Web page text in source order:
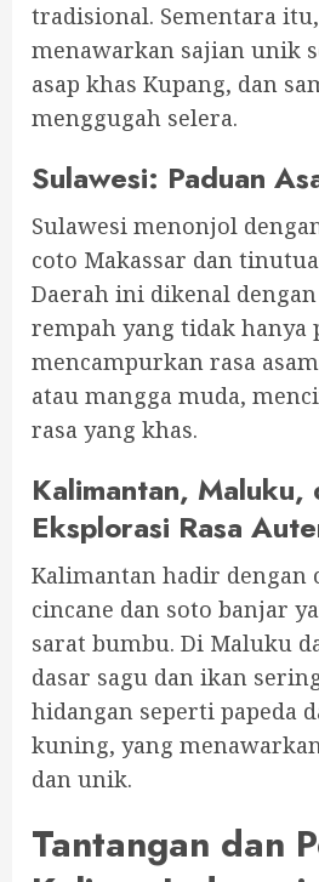
tradisional. Sementara
menawarkan sajian unik
asap khas Kupang, dan
menggugah selera.
Sulawesi: Paduan
Sulawesi menonjol
coto Makassar dan
Daerah ini dikenal
rempah yang tidak hanya
mencampurkan rasa
atau mangga muda,
rasa yang khas.
Kalimantan, Maluku,
Eksplorasi Rasa
Kalimantan hadir dengan
cincane dan soto banjar
sarat bumbu. Di Maluku
dasar sagu dan ikan
hidangan seperti papeda
kuning, yang
dan unik.
Tantangan dan